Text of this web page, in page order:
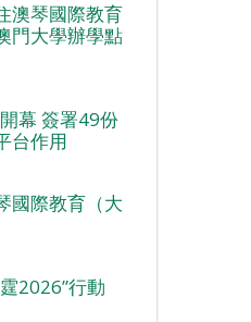
澳琴國際教育
門大學辦學點
幕 簽署49份
台作用
國際教育（大
2026”行動